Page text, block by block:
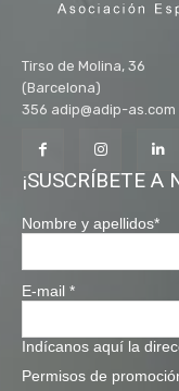
Tirso de Molina,
(Barcelona)
356 adip@adip-as.com
¡SUSCRÍBETE A
Nombre y apellidos*
E-mail *
Indícanos aquí la
Permisos de